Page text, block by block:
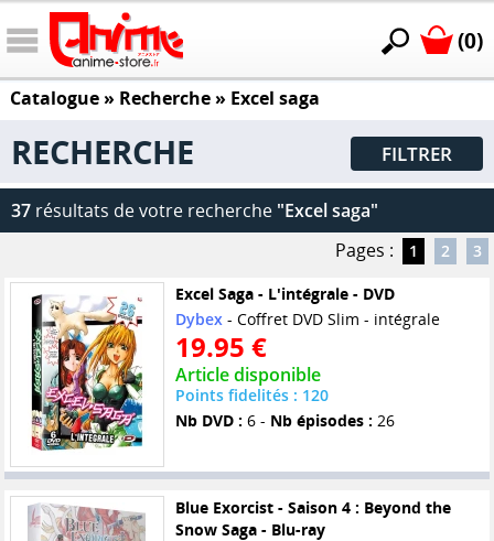
(0)
Catalogue» Recherche » Excel saga
RECHERCHE FILTRER
37 résultats de votre recherche "Excel saga"
Pages :
1 2 3
Excel Saga - L'intégrale - DVD
Dybex- Coffret DVD Slim - intégrale
19.95 €
Article disponible
Points fidelités : 120
Nb DVD : 6 - Nb épisodes : 26
Blue Exorcist - Saison 4 : Beyond the
Snow Saga - Blu-ray